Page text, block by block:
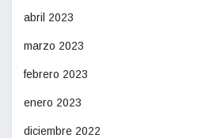
abril 2023
marzo 2023
febrero 2023
enero 2023
diciembre 2022